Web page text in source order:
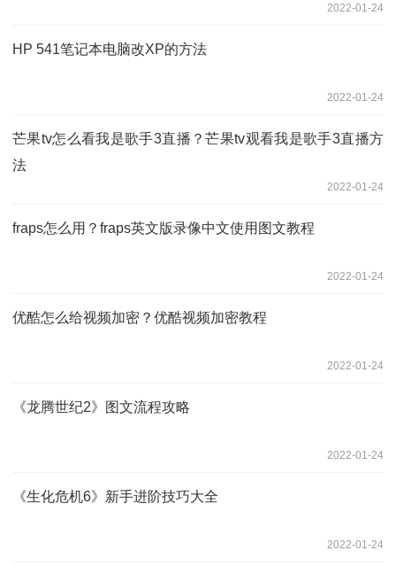
2022-01-24
HP 541笔记本电脑改XP的方法
2022-01-24
芒果tv怎么看我是歌手3直播？芒果tv观看我是歌手3直播方
法
2022-01-24
fraps怎么用？fraps英文版录像中文使用图文教程
2022-01-24
优酷怎么给视频加密？优酷视频加密教程
2022-01-24
《龙腾世纪2》图文流程攻略
2022-01-24
《生化危机6》新手进阶技巧大全
2022-01-24